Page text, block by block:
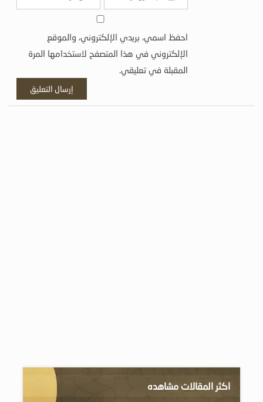
احفظ اسمي، بريدي الإلكتروني، والموقع
الإلكتروني في هذا المتصفح لاستخدامها المرة
المقبلة في تعليقي.
اكثر المقالات مشاهده